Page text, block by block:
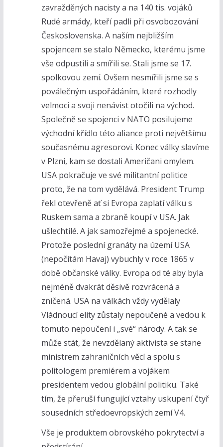
zavražděných nacisty a na 140 tis. vojáků
Rudé armády, kteří padli při osvobozování
Československa. A naším nejbližším
spojencem se stalo Německo, kterému jsme
vše odpustili a smířili se. Stali jsme se 17.
spolkovou zemí. Ovšem nesmířili jsme se s
poválečným uspořádáním, které rozhodly
velmoci a svoji nenávist otočili na východ.
Společně se spojenci v NATO posilujeme
východní křídlo této aliance proti největšímu
současnému agresorovi. Konec války slavíme
v Plzni, kam se dostali Američani omylem.
USA pokračuje ve své militantní politice
proto, že na tom vydělává. President Trump
řekl otevřeně ať si Evropa zaplatí válku s
Ruskem sama a zbraně koupí v USA. Jak
ušlechtilé. A jak samozřejmé a spojenecké.
Protože poslední granáty na území USA
(nepočítám Havaj) vybuchly v roce 1865 v
době občanské války. Evropa od té aby byla
nejméně dvakrát děsivě rozvrácená a
zničená. USA na válkách vždy vydělaly
Vládnoucí elity zůstaly nepoučené a vedou k
tomuto nepoučení i „své“ národy. A tak se
může stát, že nevzdělaný aktivista se stane
ministrem zahraničních věcí a spolu s
politologem premiérem a vojákem
presidentem vedou globální politiku. Také
tím, že přeruší fungující vztahy uskupení čtyř
sousedních středoevropských zemí V4.
Vše je produktem obrovského pokrytectví a